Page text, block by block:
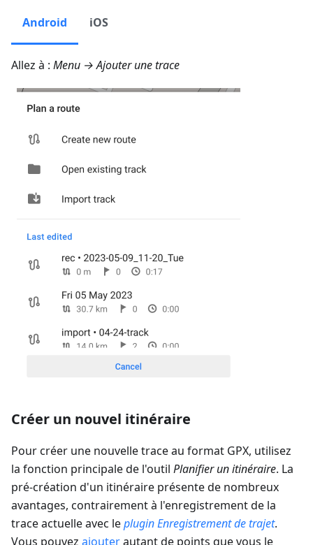
Android iOS
Allez à : Menu → Ajouter une trace
Créer un nouvel itinéraire
Pour créer une nouvelle trace au format GPX, utilisez
la fonction principale de l'outil Planifier un itinéraire. La
pré-création d'un itinéraire présente de nombreux
avantages, contrairement à l'enregistrement de la
trace actuelle avec leplugin Enregistrement de trajet.
Vous pouvez ajouterautant de points que vous le